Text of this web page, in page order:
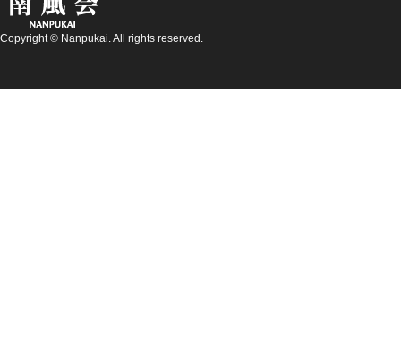
Copyright © Nanpukai. All rights reserved.